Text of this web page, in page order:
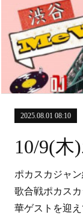
2025.08.01 08:10
ポカスカジャ
歌合戦ポカス
華ゲストを迎